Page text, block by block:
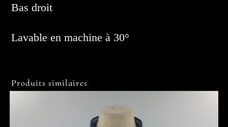
Bas droit
Lavable en machine à 30°
Produits similaires